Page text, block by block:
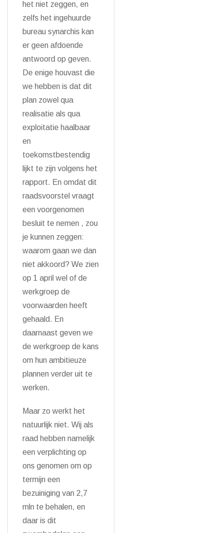
het niet zeggen, en
zelfs het ingehuurde
bureau synarchis kan
er geen afdoende
antwoord op geven.
De enige houvast die
we hebben is dat dit
plan zowel qua
realisatie als qua
exploitatie haalbaar
en
toekomstbestendig
lijkt te zijn volgens het
rapport. En omdat dit
raadsvoorstel vraagt
een voorgenomen
besluit te nemen , zou
je kunnen zeggen:
waarom gaan we dan
niet akkoord? We zien
op 1 april wel of de
werkgroep de
voorwaarden heeft
gehaald. En
daarnaast geven we
de werkgroep de kans
om hun ambitieuze
plannen verder uit te
werken.
Maar zo werkt het
natuurlijk niet. Wij als
raad hebben namelijk
een verplichting op
ons genomen om op
termijn een
bezuiniging van 2,7
mln te behalen, en
daar is dit